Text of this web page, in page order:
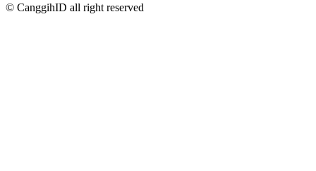
© CanggihID all right reserved